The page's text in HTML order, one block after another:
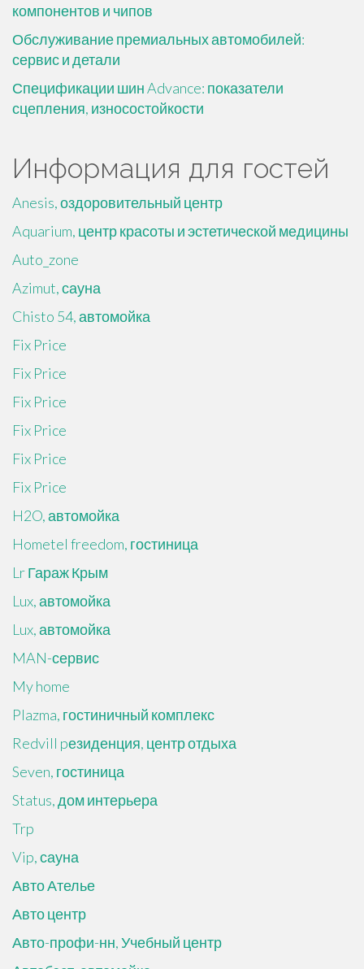
компонентов и чипов
Обслуживание премиальных автомобилей:
сервис и детали
Спецификации шин Advance: показатели
сцепления, износостойкости
Информация для гостей
Anesis, оздоровительный центр
Aquarium, центр красоты и эстетической медицины
Auto_zone
Azimut, сауна
Chisto 54, автомойка
Fix Price
Fix Price
Fix Price
Fix Price
Fix Price
Fix Price
H2O, автомойка
Hometel freedom, гостиница
Lr Гараж Крым
Lux, автомойка
Lux, автомойка
MAN-сервис
My home
Plazma, гостиничный комплекс
Redvill pезиденция, центр отдыха
Seven, гостиница
Status, дом интерьера
Trp
Vip, сауна
Авто Ателье
Авто центр
Авто-профи-нн, Учебный центр